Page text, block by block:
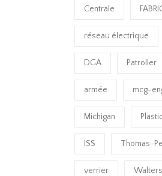
Centrale
réseau électrique
DGA Patroller
armée mcg-
Michigan
ISS Thomas-
verrier